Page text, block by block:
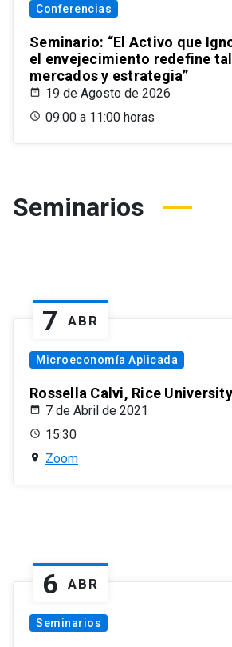
Conferencias
Seminario: “El Activo que
el envejecimiento redefine
mercados y estrategia”
19 de Agosto de 2026
09:00 a 11:00 horas
Seminarios
7 ABR
Microeconomía Aplicada
Rossella Calvi, Rice University
7 de Abril de 2021
15:30
Zoom
6 ABR
Seminarios